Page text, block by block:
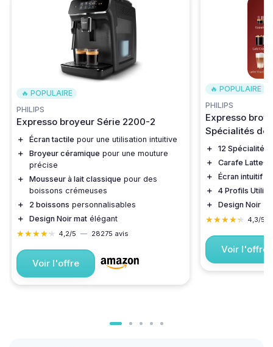
🔥 POPULAIRE
PHILIPS
Expresso broyeur Série 2200-2
＋ Écran tactile pour une utilisation intuitive
＋
Broyeur céramique pour une mouture
précise
＋
Mousseur à lait classique pour des
boissons crémeuses
＋
2 boissons personnalisables
＋
Design Noir mat élégant
★★★★★
★★★★★ 4,2/5 — 28275 avis
Voir l'offre
🔥 POPULAIRE
PHILIPS
Expresso
Spécialités de
＋
12 Spécialités
＋
Carafe
＋
Écran intuitif
＋
4 Profils
＋
Design Noir
★★★★★
★★★★★ 4,3/5
Voir l'offre